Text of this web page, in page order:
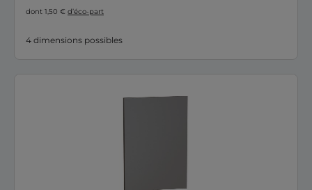
dont 1,50 € d’éco-part
4 dimensions possibles